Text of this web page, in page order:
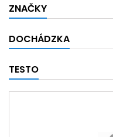
ZNAČKY
DOCHÁDZKA
TESTO